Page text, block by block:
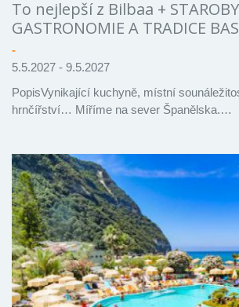
To nejlepší z Bilbaa +
GASTRONOMIE A TRADICE
-
5.5.2027 - 9.5.2027
PopisVynikající kuchyně, místní
hrnčířství… Míříme na sever Španělska.…